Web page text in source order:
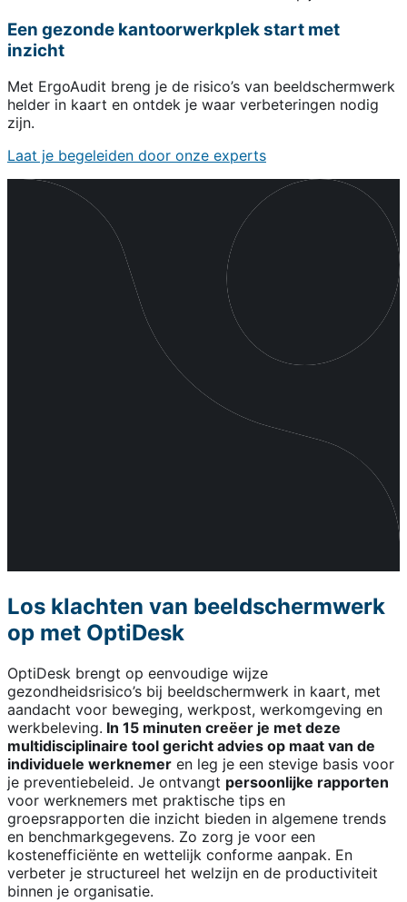
Een gezonde kantoorwerkplek start met
inzicht
Met ErgoAudit breng je de risico’s van beeldschermwerk
helder in kaart en ontdek je waar verbeteringen nodig
zijn.
Laat je begeleiden door onze experts
Los klachten van beeldschermwerk
op met OptiDesk
OptiDesk brengt op eenvoudige wijze
gezondheidsrisico’s bij beeldschermwerk in kaart, met
aandacht voor beweging, werkpost, werkomgeving en
werkbeleving. In 15 minuten creëer je met deze
multidisciplinaire tool gericht advies op maat van de
individuele werknemer en leg je een stevige basis voor
je preventiebeleid. Je ontvangt persoonlijke rapporten
voor werknemers met praktische tips en
groepsrapporten die inzicht bieden in algemene trends
en benchmarkgegevens. Zo zorg je voor een
kostenefficiënte en wettelijk conforme aanpak. En
verbeter je structureel het welzijn en de productiviteit
binnen je organisatie.